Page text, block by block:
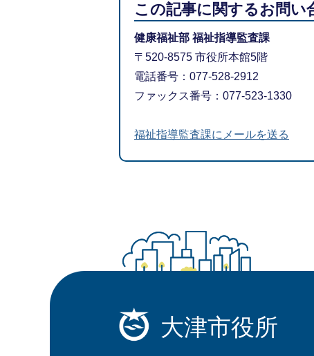
この記事に関するお問い
健康福祉部 福祉指導監査課
〒520-8575 市役所本館5階
電話番号：077-528-2912
ファックス番号：077-523-1330
福祉指導監査課にメールを送る
大津市役所